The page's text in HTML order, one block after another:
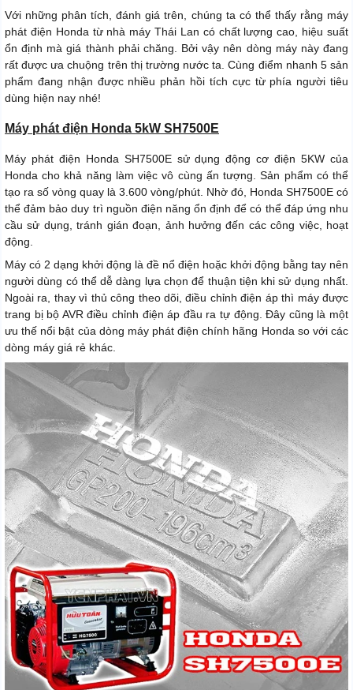
Với những phân tích, đánh giá trên, chúng ta có thể thấy rằng máy
phát điện Honda từ nhà máy Thái Lan có chất lượng cao, hiệu suất
ổn định mà giá thành phải chăng. Bởi vậy nên dòng máy này đang
rất được ưa chuộng trên thị trường nước ta. Cùng điểm nhanh 5 sản
phẩm đang nhận được nhiều phản hồi tích cực từ phía người tiêu
dùng hiện nay nhé!
Máy phát điện Honda 5kW SH7500E
Máy phát điện Honda SH7500E sử dụng động cơ điện 5KW của
Honda cho khả năng làm việc vô cùng ấn tượng. Sản phẩm có thể
tạo ra số vòng quay là 3.600 vòng/phút. Nhờ đó, Honda SH7500E có
thể đảm bảo duy trì nguồn điện năng ổn định để có thể đáp ứng nhu
cầu sử dụng, tránh gián đoạn, ảnh hưởng đến các công việc, hoạt
động.
Máy có 2 dạng khởi động là đề nổ điện hoặc khởi động bằng tay nên
người dùng có thể dễ dàng lựa chọn để thuận tiện khi sử dụng nhất.
Ngoài ra, thay vì thủ công theo dõi, điều chỉnh điện áp thì máy được
trang bị bộ AVR điều chỉnh điện áp đầu ra tự động. Đây cũng là một
ưu thế nổi bật của dòng máy phát điện chính hãng Honda so với các
dòng máy giá rẻ khác.